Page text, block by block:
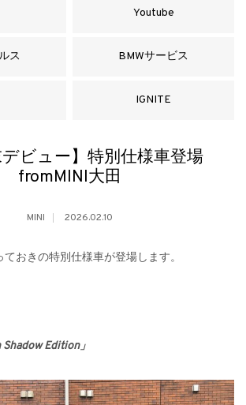
Youtube
ス BMWサービス
IGNITE
デビュー】特別仕様車登場
fromMINI大田
MINI 2026.02.10
おきの特別仕様車が登場します。
Shadow Edition」